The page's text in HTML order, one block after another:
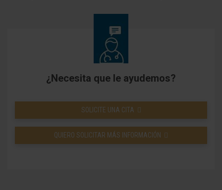
¿Necesita que le ayudemos?
SOLICITE UNA CITA
QUIERO SOLICITAR MÁS INFORMACIÓN